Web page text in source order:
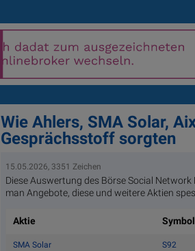
Wie Ahlers, SMA Solar,
Gesprächsstoff sorgten
15.05.2026, 3351 Zeichen
Diese Auswertung des Börse Social
man Angebote, diese und weitere Aktien
Aktie Symbol
SMA Solar S92